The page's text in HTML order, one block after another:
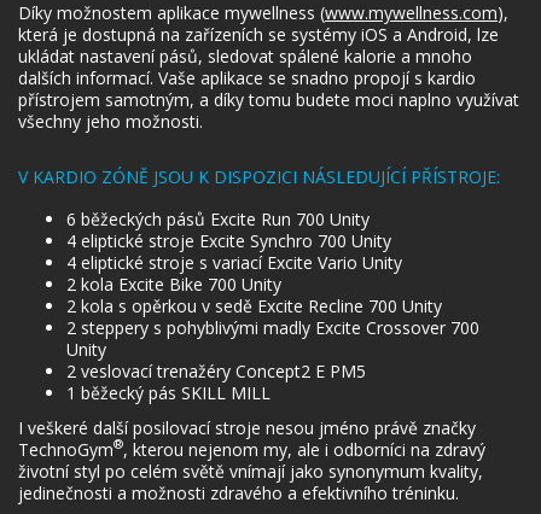
Díky možnostem aplikace mywellness (www.mywellness.com),
která je dostupná na zařízeních se systémy iOS a Android, lze
ukládat nastavení pásů, sledovat spálené kalorie a mnoho
dalších informací. Vaše aplikace se snadno propojí s kardio
přístrojem samotným, a díky tomu budete moci naplno využívat
všechny jeho možnosti.
V KARDIO ZÓNĚ JSOU K DISPOZICI NÁSLEDUJÍCÍ PŘÍSTROJE:
6 běžeckých pásů Excite Run 700 Unity
4 eliptické stroje Excite Synchro 700 Unity
4 eliptické stroje s variací Excite Vario Unity
2 kola Excite Bike 700 Unity
2 kola s opěrkou v sedě Excite Recline 700 Unity
2 steppery s pohyblivými madly Excite Crossover 700
Unity
2 veslovací trenažéry Concept2 E PM5
1 běžecký pás SKILL MILL
I veškeré další posilovací stroje nesou jméno právě značky
TechnoGym®, kterou nejenom my, ale i odborníci na zdravý
životní styl po celém světě vnímají jako synonymum kvality,
jedinečnosti a možnosti zdravého a efektivního tréninku.